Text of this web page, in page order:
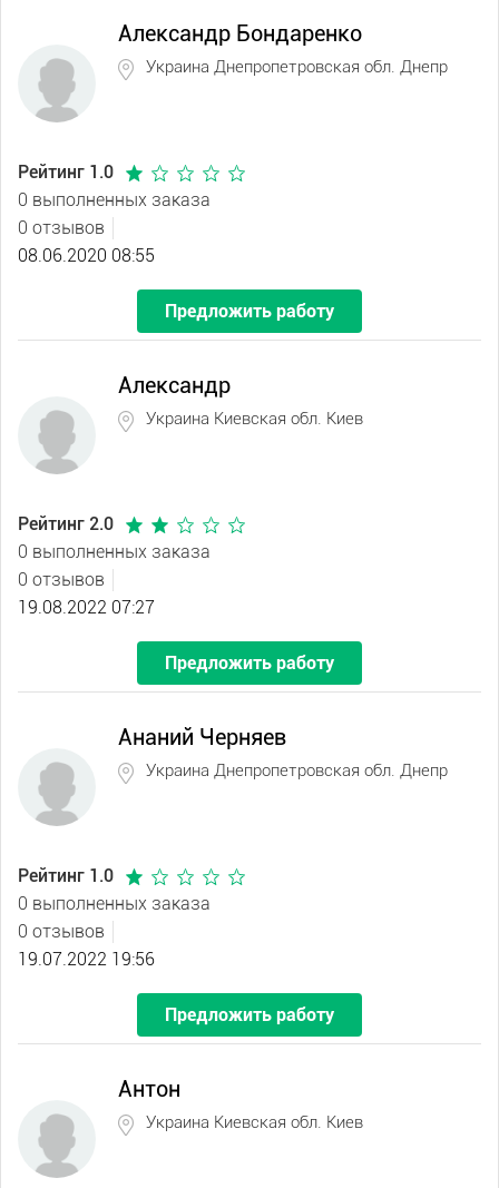
Александр Бондаренко
Украина Днепропетровская обл. Днепр
Рейтинг 1.0
0 выполненных заказа
0 отзывов
08.06.2020 08:55
Предложить работу
Александр
Украина Киевская обл. Киев
Рейтинг 2.0
0 выполненных заказа
0 отзывов
19.08.2022 07:27
Предложить работу
Ананий Черняев
Украина Днепропетровская обл. Днепр
Рейтинг 1.0
0 выполненных заказа
0 отзывов
19.07.2022 19:56
Предложить работу
Антон
Украина Киевская обл. Киев